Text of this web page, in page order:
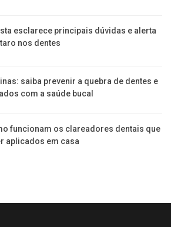
esclarece principais dúvidas e alerta
nos dentes
saiba prevenir a quebra de dentes e
com a saúde bucal
funcionam os clareadores dentais que
aplicados em casa